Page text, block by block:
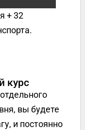
+ 32
курс
вы будете
и постоянно